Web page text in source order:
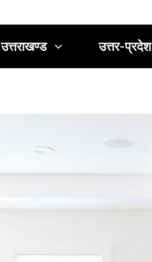
उत्तराखण्ड उत्तर-प्रदेश